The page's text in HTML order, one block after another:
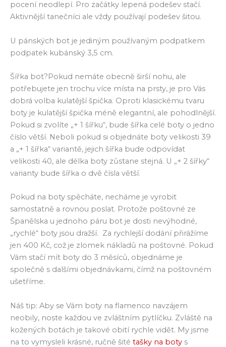
pocení neodlepí. Pro začátky lepená podešev stačí.
Aktivnější tanečníci ale vždy používají podešev šitou.
U pánských bot je jediným používaným podpatkem
podpatek kubánský 3,5 cm.
Šířka bot?Pokud nemáte obecně širší nohu, ale
potřebujete jen trochu více místa na prsty, je pro Vás
dobrá volba kulatější špička. Oproti klasickému tvaru
boty je kulatější špička méně elegantní, ale pohodlnější.
Pokud si zvolíte „+ 1 šířku“, bude šířka celé boty o jedno
číslo větší. Neboli pokud si objednáte boty velikosti 39
a „+ 1 šířka“ variantě, jejich šířka bude odpovídat
velikosti 40, ale délka boty zůstane stejná. U „+ 2 šířky“
varianty bude šířka o dvě čísla větší.
Pokud na boty spěcháte, necháme je vyrobit
samostatně a rovnou poslat. Protože poštovné ze
Španělska u jednoho páru bot je dosti nevýhodné,
„rychlé“ boty jsou dražší. Za rychlejší dodání přirážíme
jen 400 Kč, což je zlomek nákladů na poštovné. Pokud
Vám stačí mít boty do 3 měsíců, objednáme je
společně s dalšími objednávkami, čímž na poštovném
ušetříme.
Náš tip: Aby se Vám boty na flamenco navzájem
neobily, noste každou ve zvláštním pytlíčku. Zvláště na
kožených botách je takové obití rychle vidět. My jsme
na to vymysleli krásné, ručně šité tašky na boty s